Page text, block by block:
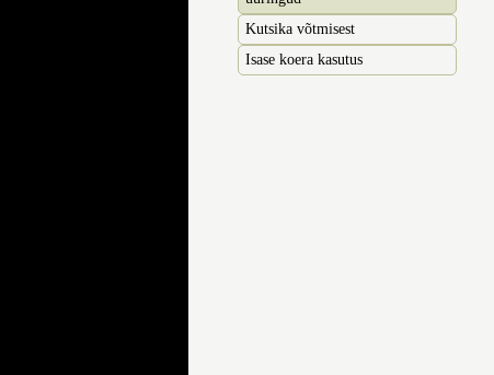
Kutsika võtmisest
Isase koera kasutus